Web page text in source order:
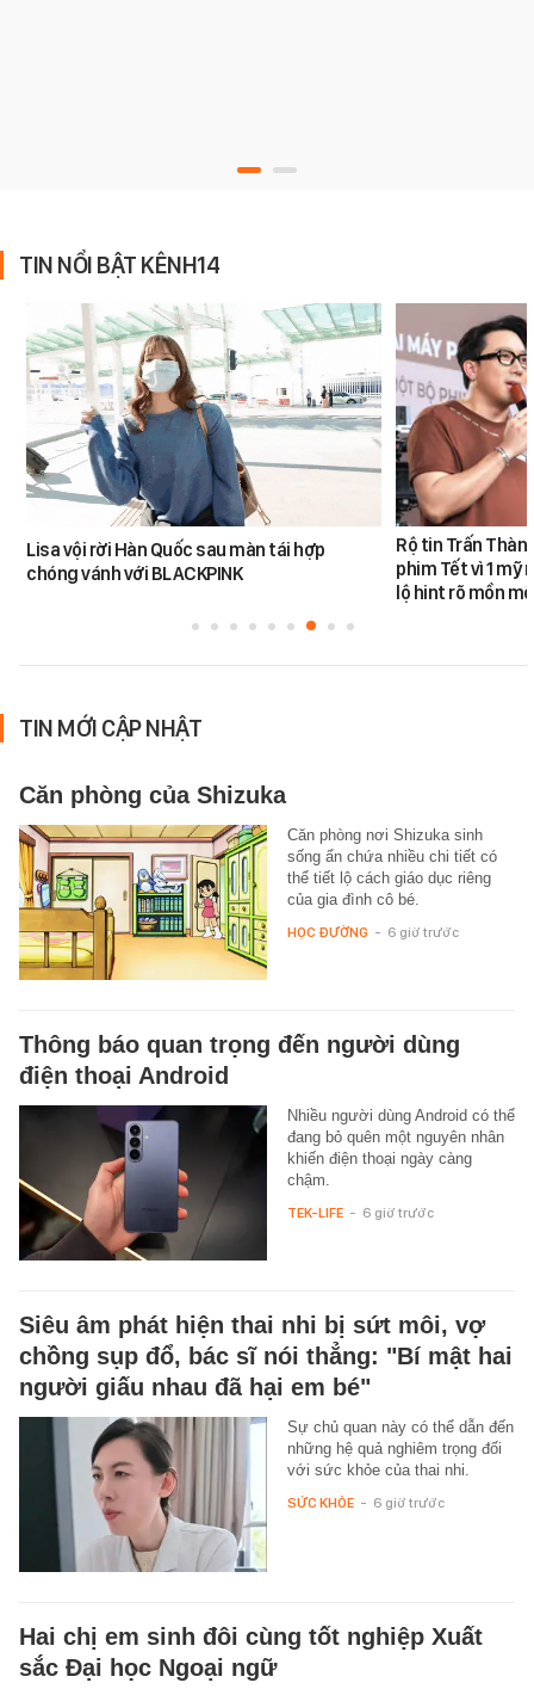
TIN NỔI BẬT KÊNH14
Lisa vội rời Hàn Quốc sau màn tái hợp
chóng vánh với BLACKPINK
Rộ tin Trấn
phim Tết vì 1 mỹ
lộ hint rõ mồn
TIN MỚI CẬP NHẬT
Căn phòng của Shizuka
Căn phòng nơi Shizuka sinh
sống ẩn chứa nhiều chi tiết có
thể tiết lộ cách giáo dục riêng
của gia đình cô bé.
HỌC ĐƯỜNG - 6 giờ trước
Thông báo quan trọng đến người dùng
điện thoại Android
Nhiều người dùng Android có thể
đang bỏ quên một nguyên nhân
khiến điện thoại ngày càng
chậm.
TEK-LIFE - 6 giờ trước
Siêu âm phát hiện thai nhi bị sứt môi, vợ
chồng sụp đổ, bác sĩ nói thẳng: "Bí mật hai
người giấu nhau đã hại em bé"
Sự chủ quan này có thể dẫn đến
những hệ quả nghiêm trọng đối
với sức khỏe của thai nhi.
SỨC KHỎE - 6 giờ trước
Hai chị em sinh đôi cùng tốt nghiệp Xuất
sắc Đại học Ngoại ngữ